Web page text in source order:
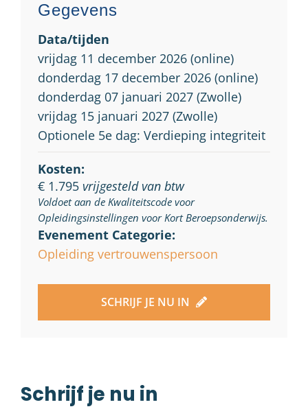
Gegevens
Data/tijden
vrijdag 11 december 2026 (online)
donderdag 17 december 2026 (online)
donderdag 07 januari 2027 (Zwolle)
vrijdag 15 januari 2027 (Zwolle)
Optionele 5e dag: Verdieping integriteit
Kosten:
€ 1.795 vrijgesteld van btw
Voldoet aan de Kwaliteitscode voor
Opleidingsinstellingen voor Kort Beroepsonderwijs.
Evenement Categorie:
Opleiding vertrouwenspersoon
SCHRIJF JE NU IN
Schrijf je nu in